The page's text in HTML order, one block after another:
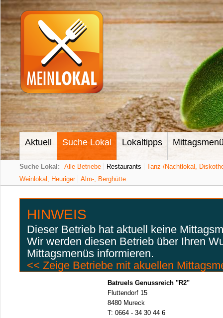
Aktuell Suche Lokal Lokaltipps
Suche Lokal: Alle Betriebe Restaurants
Tanz-/Nachtlokal,
Weinlokal, Heuriger
Alm-, Berghütte
HINWEIS
Dieser Betrieb hat aktuell keine
Wir werden diesen Betrieb über Ihren
Mittagsmenüs informieren.
<< Zeige Betriebe mit akuellen
Batruels Genussreich "R2"
Fluttendorf 15
8480 Mureck
T: 0664 - 34 30 44 6